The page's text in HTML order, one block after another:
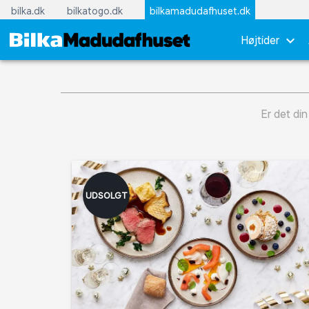
bilka.dk bilkatogo.dk bilkamadudafhuset.dk
Højtider keyboard_arrow_down
Er det
UDSOLGT